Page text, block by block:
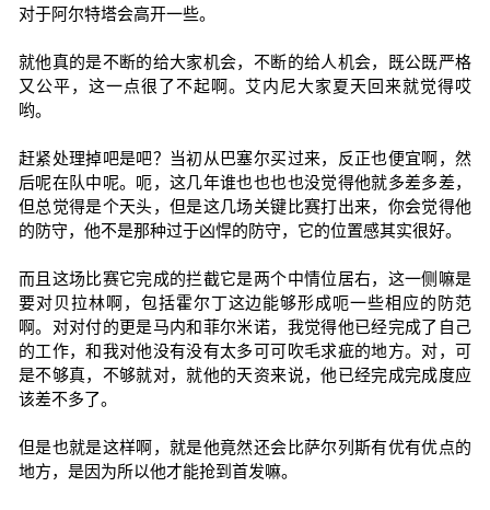
对于阿尔特塔会高开一些。
就他真的是不断的给大家机会，不断的给人机会，既公既严格
又公平，这一点很了不起啊。艾内尼大家夏天回来就觉得哎
哟。
赶紧处理掉吧是吧？当初从巴塞尔买过来，反正也便宜啊，然
后呢在队中呢。呃，这几年谁也也也也没觉得他就多差多差，
但总觉得是个天头，但是这几场关键比赛打出来，你会觉得他
的防守，他不是那种过于凶悍的防守，它的位置感其实很好。
而且这场比赛它完成的拦截它是两个中情位居右，这一侧嘛是
要对贝拉林啊，包括霍尔丁这边能够形成呃一些相应的防范
啊。对对付的更是马内和菲尔米诺，我觉得他已经完成了自己
的工作，和我对他没有没有太多可可吹毛求疵的地方。对，可
是不够真，不够就对，就他的天资来说，他已经完成完成度应
该差不多了。
但是也就是这样啊，就是他竟然还会比萨尔列斯有优有优点的
地方，是因为所以他才能抢到首发嘛。